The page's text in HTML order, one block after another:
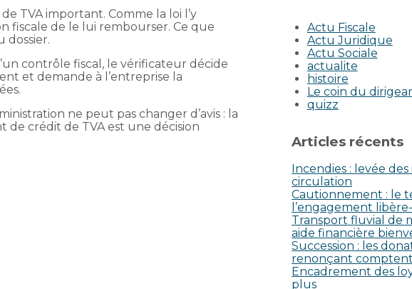
TVA important. Comme la loi l’y
fiscale de le lui rembourser. Ce que
dossier.
contrôle fiscal, le vérificateur décide
et demande à l’entreprise la
ne peut pas changer d’avis : la
de crédit de TVA est une décision
Actu Fiscale
Actu Juridique
Actu Sociale
actualite
histoire
Le coin du
quizz
Articles récents
Incendies : levée
circulation
Cautionnement : le
l’engagement
Transport fluvial de
aide financière
Succession : les
renonçant
Encadrement des
plus